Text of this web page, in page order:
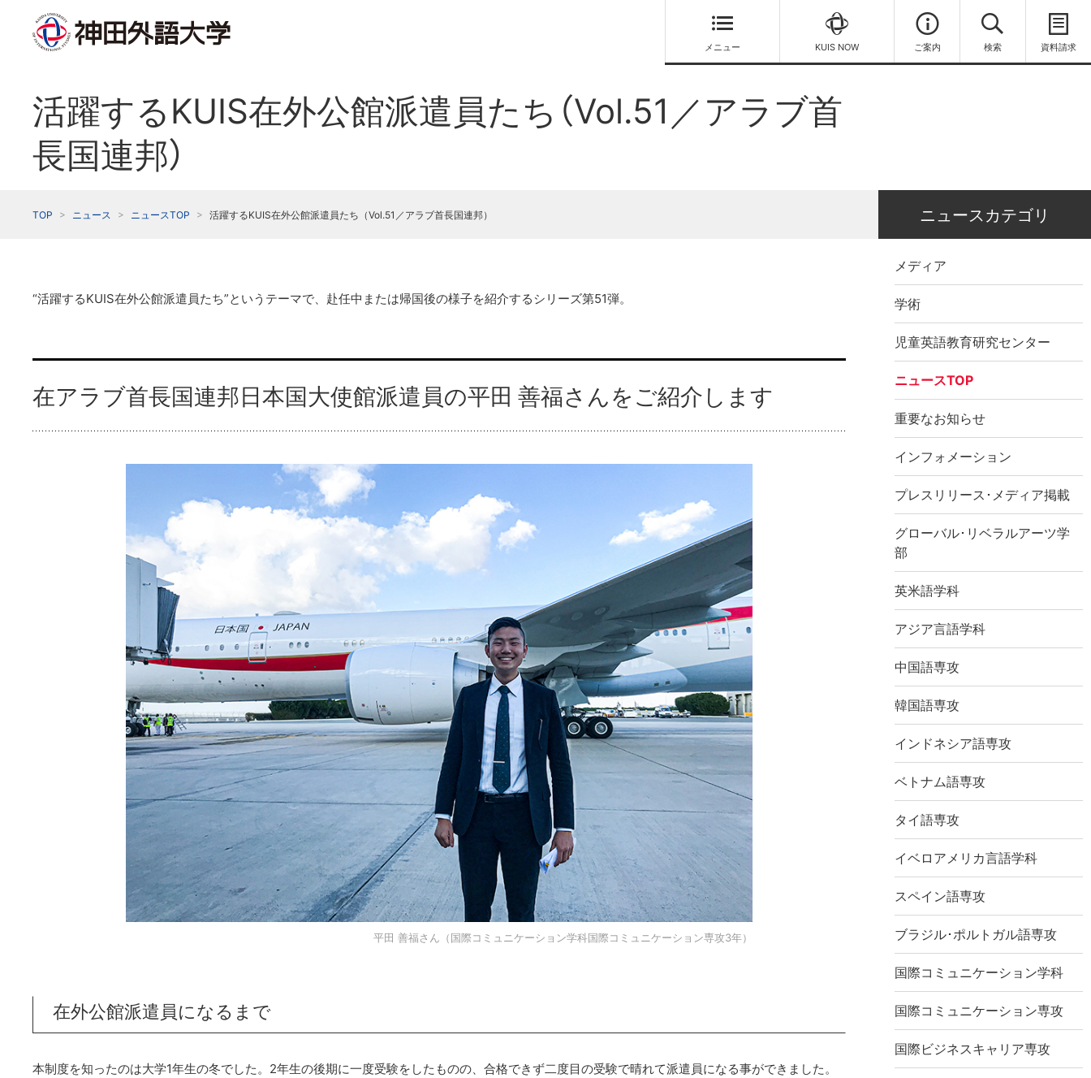
メニュー KUIS NOW ご案内 検索 資料請求
活躍するKUIS在外公館派遣員たち（Vol.51／アラブ首
長国連邦）
TOP ニュース ニュースTOP 活躍するKUIS在外公館派遣員たち（Vol.51／アラブ首長国連邦）
“活躍するKUIS在外公館派遣員たち”というテーマで、赴任中または帰国後の様子を紹介するシリーズ第51弾。
在アラブ首長国連邦日本国大使館派遣員の平田 善福さんをご紹介します
平田 善福さん（国際コミュニケーション学科国際コミュニケーション専攻3年）
在外公館派遣員になるまで
本制度を知ったのは大学1年生の冬でした。2年生の後期に一度受験をしたものの、合格できず二度目の受験で晴れて派遣員になる事ができました。
ニュースカテゴリ
メディア
学術
児童英語教育研究センター
ニュースTOP
重要なお知らせ
インフォメーション
プレスリリース･メディア掲載
グローバル･リベラルアーツ学
部
英米語学科
アジア言語学科
中国語専攻
韓国語専攻
インドネシア語専攻
ベトナム語専攻
タイ語専攻
イベロアメリカ言語学科
スペイン語専攻
ブラジル･ポルトガル語専攻
国際コミュニケーション学科
国際コミュニケーション専攻
国際ビジネスキャリア専攻